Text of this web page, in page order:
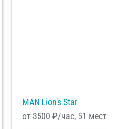
MAN Lion's Star
от 3500 ₽/час, 51 мест